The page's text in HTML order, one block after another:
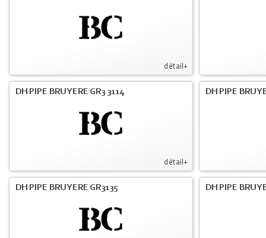
détail+
détail+
DH PIPE BRUYERE GR3 3114 DH PIPE
DH PIPE BRUYERE GR3135 DH PIPE